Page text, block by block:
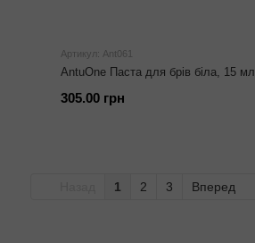
Артикул: Ant061
AntuOne Паста для брів біла, 15 мл
305.00 грн
1 2 3 Вперед